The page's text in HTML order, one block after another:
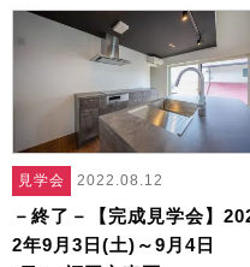
見学会 2022.08.12
－終了－【完成見学会】
2年9月3日(土)～9月4日